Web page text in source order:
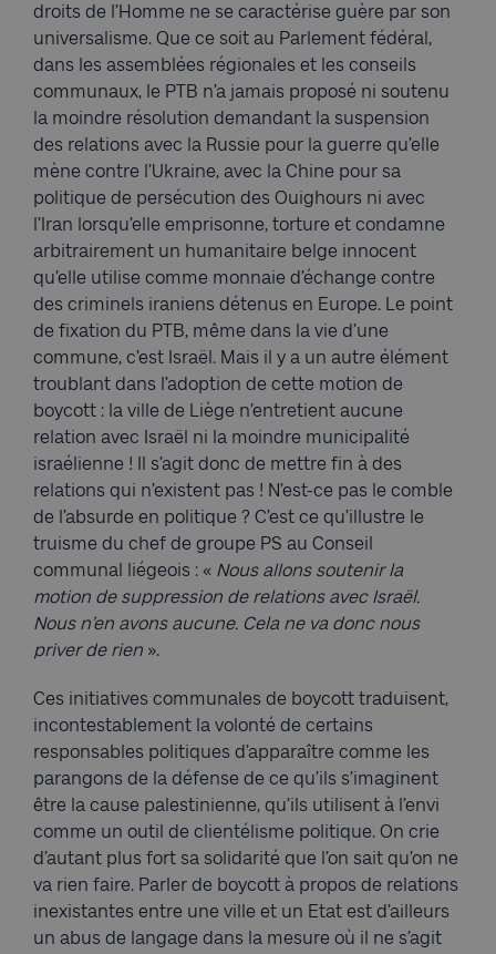
droits de l’Homme ne se caractérise guère par son
universalisme. Que ce soit au Parlement fédéral,
dans les assemblées régionales et les conseils
communaux, le PTB n’a jamais proposé ni soutenu
la moindre résolution demandant la suspension
des relations avec la Russie pour la guerre qu’elle
mène contre l’Ukraine, avec la Chine pour sa
politique de persécution des Ouighours ni avec
l’Iran lorsqu’elle emprisonne, torture et condamne
arbitrairement un humanitaire belge innocent
qu’elle utilise comme monnaie d’échange contre
des criminels iraniens détenus en Europe. Le point
de fixation du PTB, même dans la vie d’une
commune, c’est Israël. Mais il y a un autre élément
troublant dans l’adoption de cette motion de
boycott : la ville de Liège n’entretient aucune
relation avec Israël ni la moindre municipalité
israélienne ! Il s’agit donc de mettre fin à des
relations qui n’existent pas ! N’est-ce pas le comble
de l’absurde en politique ? C’est ce qu’illustre le
truisme du chef de groupe PS au Conseil
communal liégeois : « Nous allons soutenir la
motion de suppression de relations avec Israël.
Nous n’en avons aucune. Cela ne va donc nous
priver de rien ».
Ces initiatives communales de boycott traduisent,
incontestablement la volonté de certains
responsables politiques d’apparaître comme les
parangons de la défense de ce qu’ils s’imaginent
être la cause palestinienne, qu’ils utilisent à l’envi
comme un outil de clientélisme politique. On crie
d’autant plus fort sa solidarité que l’on sait qu’on ne
va rien faire. Parler de boycott à propos de relations
inexistantes entre une ville et un Etat est d’ailleurs
un abus de langage dans la mesure où il ne s’agit